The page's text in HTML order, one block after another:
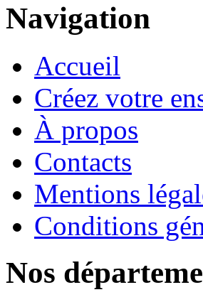
Navigation
Accueil
Créez votre
À propos
Contacts
Mentions
Conditions
Nos